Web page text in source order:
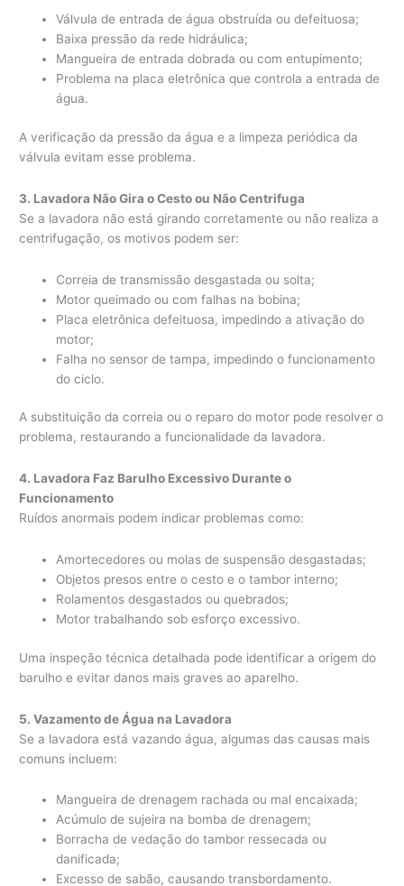
Válvula de entrada de água obstruída ou defeituosa;
Baixa pressão da rede hidráulica;
Mangueira de entrada dobrada ou com entupimento;
Problema na placa eletrônica que controla a entrada de
água.
A verificação da pressão da água e a limpeza periódica da
válvula evitam esse problema.
3. Lavadora Não Gira o Cesto ou Não Centrifuga
Se a lavadora não está girando corretamente ou não realiza a
centrifugação, os motivos podem ser:
Correia de transmissão desgastada ou solta;
Motor queimado ou com falhas na bobina;
Placa eletrônica defeituosa, impedindo a ativação do
motor;
Falha no sensor de tampa, impedindo o funcionamento
do ciclo.
A substituição da correia ou o reparo do motor pode resolver o
problema, restaurando a funcionalidade da lavadora.
4. Lavadora Faz Barulho Excessivo Durante o
Funcionamento
Ruídos anormais podem indicar problemas como:
Amortecedores ou molas de suspensão desgastadas;
Objetos presos entre o cesto e o tambor interno;
Rolamentos desgastados ou quebrados;
Motor trabalhando sob esforço excessivo.
Uma inspeção técnica detalhada pode identificar a origem do
barulho e evitar danos mais graves ao aparelho.
5. Vazamento de Água na Lavadora
Se a lavadora está vazando água, algumas das causas mais
comuns incluem:
Mangueira de drenagem rachada ou mal encaixada;
Acúmulo de sujeira na bomba de drenagem;
Borracha de vedação do tambor ressecada ou
danificada;
Excesso de sabão, causando transbordamento.